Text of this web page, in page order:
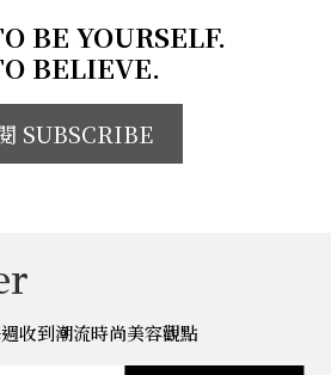
BE YOURSELF.
BELIEVE.
SUBSCRIBE
收到潮流時尚美容觀點